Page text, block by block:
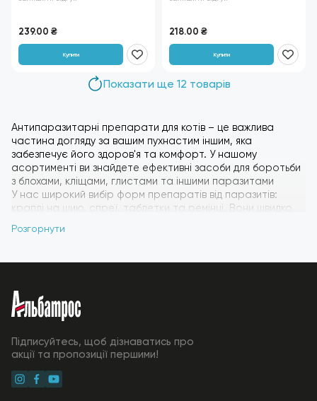
239.00 ₴
Купити
218.00 ₴
Купити
Показати ще 12 товарів
Антипаразитарні препарати для котів – це важлива
частина догляду за вашим пухнастим іншим, яка
забезпечує його здоров'я та комфорт. У нашому
асортименті ви знайдете ефективні засоби для боротьби
з блохами, кліщами, глистами та іншими паразитами
У нас широкий вибір форм препаратів від паразитів:
краплі на шию, спреї, таблетки та ремінці. Вони швидко
повторному зараженню та покращуючи якість життя
антипаразитарних препаратів допоможе захистити
перенесені паразитами.
Розгорнути
Підписуйтесь, щоб дізнаватись про
акції та пропозиції першими!